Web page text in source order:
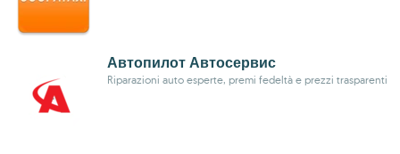
Автопилот Автосервис
Riparazioni auto esperte, premi fedeltà e prezzi trasparenti